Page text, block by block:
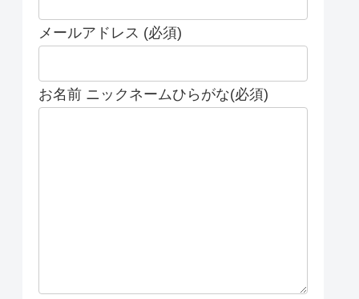
メールアドレス (必須)
お名前 ニックネームひらがな(必須)